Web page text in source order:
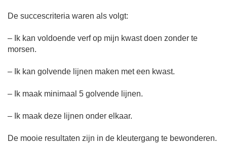
De succescriteria waren als volgt:
– Ik kan voldoende verf op mijn kwast doen zonder te
morsen.
– Ik kan golvende lijnen maken met een kwast.
– Ik maak minimaal 5 golvende lijnen.
– Ik maak deze lijnen onder elkaar.
De mooie resultaten zijn in de kleutergang te bewonderen.